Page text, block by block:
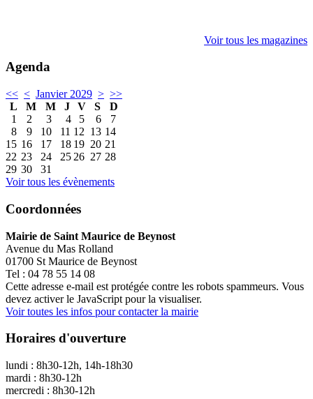
Voir tous les magazines
Agenda
<< < Janvier 2029 > >>
L
M M J V S
D
1
2 3 4 5 6
7
8
9 10 11 12 13 14
15 16 17 18 19 20 21
22 23 24 25 26 27 28
29 30
31
Voir tous les évènements
Coordonnées
Mairie de Saint Maurice de Beynost
Avenue du Mas Rolland
01700 St Maurice de Beynost
Tel : 04 78 55 14 08
Cette adresse e-mail est protégée contre les robots spammeurs. Vous
devez activer le JavaScript pour la visualiser.
Voir toutes les infos pour contacter la mairie
Horaires d'ouverture
lundi : 8h30-12h, 14h-18h30
mardi : 8h30-12h
mercredi : 8h30-12h